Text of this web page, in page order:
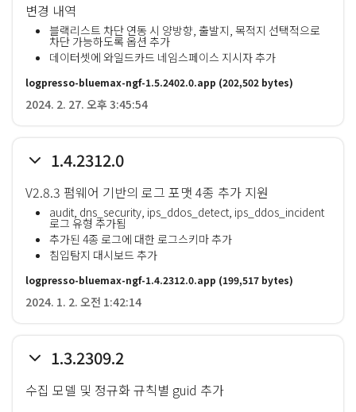
변경 내역
블랙리스트 차단 연동 시 양방향, 출발지, 목적지 선택적으로
차단 가능하도록 옵션 추가
데이터셋에 와일드카드 네임스페이스 지시자 추가
logpresso-bluemax-ngf-1.5.2402.0.app (202,502 bytes)
2024. 2. 27. 오후 3:45:54
1.4.2312.0
V2.8.3 펌웨어 기반의 로그 포맷 4종 추가 지원
audit, dns_security, ips_ddos_detect, ips_ddos_incident
로그 유형 추가됨
추가된 4종 로그에 대한 로그스키마 추가
침입탐지 대시보드 추가
logpresso-bluemax-ngf-1.4.2312.0.app (199,517 bytes)
2024. 1. 2. 오전 1:42:14
1.3.2309.2
수집 모델 및 정규화 규칙별 guid 추가